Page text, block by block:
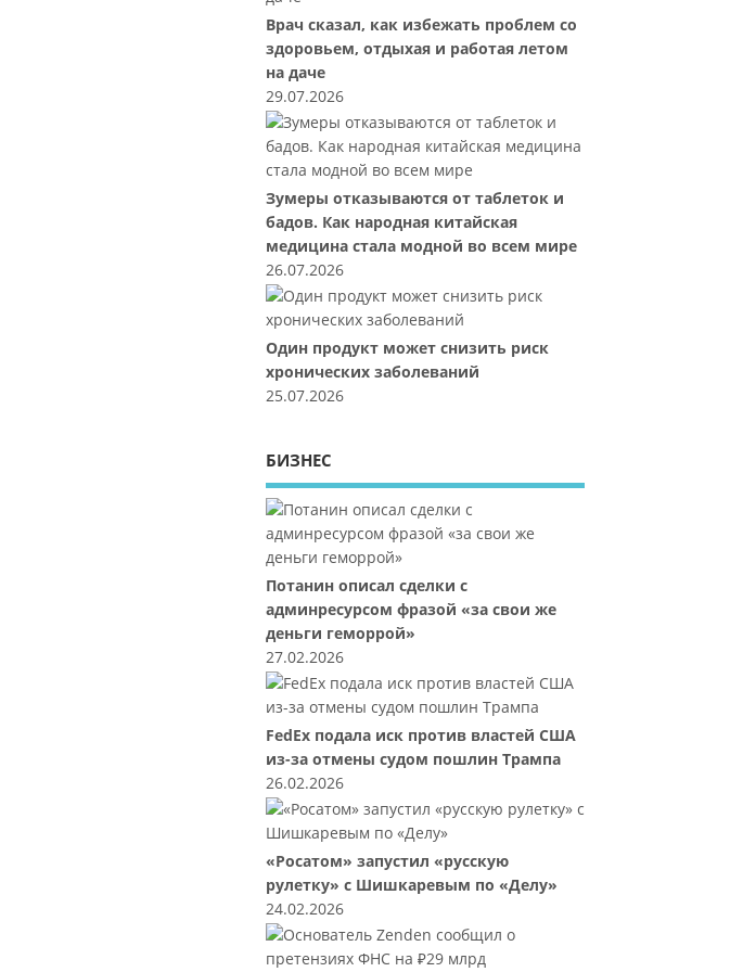
Врач сказал, как избежать проблем со
здоровьем, отдыхая и работая летом
на даче
29.07.2026
Зумеры отказываются от таблеток и
бадов. Как народная китайская
медицина стала модной во всем мире
26.07.2026
Один продукт может снизить риск
хронических заболеваний
25.07.2026
БИЗНЕС
Потанин описал сделки с
админресурсом фразой «за свои же
деньги геморрой»
27.02.2026
FedEx подала иск против властей США
из-за отмены судом пошлин Трампа
26.02.2026
«Росатом» запустил «русскую
рулетку» с Шишкаревым по «Делу»
24.02.2026